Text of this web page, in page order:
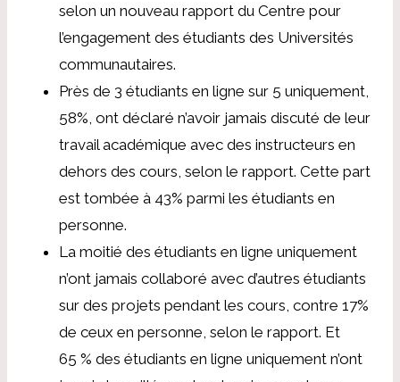
selon un nouveau rapport du Centre pour
l’engagement des étudiants des Universités
communautaires.
Près de 3 étudiants en ligne sur 5 uniquement,
58%, ont déclaré n’avoir jamais discuté de leur
travail académique avec des instructeurs en
dehors des cours, selon le rapport. Cette part
est tombée à 43% parmi les étudiants en
personne.
La moitié des étudiants en ligne uniquement
n’ont jamais collaboré avec d’autres étudiants
sur des projets pendant les cours, contre 17%
de ceux en personne, selon le rapport. Et
65 % des étudiants en ligne uniquement n’ont